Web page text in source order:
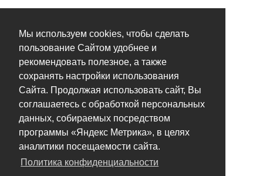
Мы используем cookies, чтобы сделать
пользование Сайтом удобнее и
рекомендовать полезное, а также
сохранять настройки использования
Сайта. Продолжая использовать сайт, Вы
соглашаетесь с обработкой персональных
данных, собираемых посредством
программы «Яндекс Метрика», в целях
аналитики посещаемости сайта.
Политика конфиденциальности